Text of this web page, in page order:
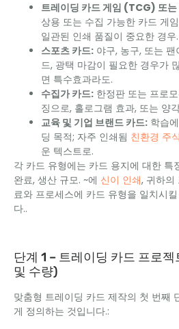
트레이딩 카드 게임 (TCG) 또는
상용 또는 수집 가능한 카드 게
일관된 인쇄 품질이 중요한 경우.
스포츠 카드: 야구, 농구, 또는
드, 광택 마감이 필요한 경우가
면 특수효과라도.
수집가 카드: 한정판 또는 프로
징으로, 홀로그램 효과, 또는 양
교육 및 기업 브랜드 카드: 학습
딩 목적; 자주 인쇄됨 친환경 주식
운 텍스트로.
각 카드 유형에는 카드 용지에 대한 특
완료, 생산 규모. ~에 신이 인쇄, 귀하의
료와 프로세스에 카드 유형을 일치시
다..
단계 1 – 트레이딩 카드 프로
및 수량)
맞춤형 트레이딩 카드 제작의 첫 번째
게 정의하는 것입니다.: